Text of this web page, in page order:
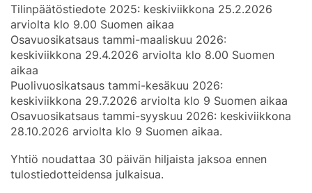
Tilinpäätöstiedote 2025: keskiviikkona 25.2.2026
arviolta klo 9.00 Suomen aikaa
Osavuosikatsaus tammi-maaliskuu 2026:
keskiviikkona 29.4.2026 arviolta klo 8.00 Suomen
aikaa
Puolivuosikatsaus tammi-kesäkuu 2026:
keskiviikkona 29.7.2026 arviolta klo 9 Suomen aikaa
Osavuosikatsaus tammi-syyskuu 2026: keskiviikkona
28.10.2026 arviolta klo 9 Suomen aikaa.
Yhtiö noudattaa 30 päivän hiljaista jaksoa ennen
tulostiedotteidensa julkaisua.